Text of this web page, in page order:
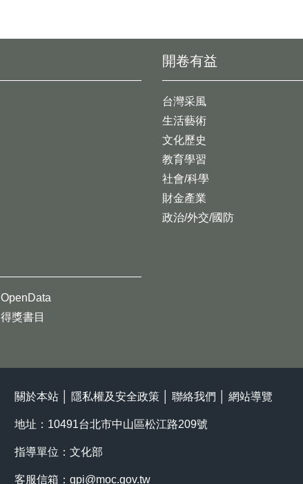
開卷有益
台灣采風
生活藝術
文化歷史
教育學習
社會/科學
財金產業
政治/外交/國防
OpenData
得獎書目
關於本站 隱私權及安全政策 聯絡我們 網站導覽
地址：10491台北市中山區松江路209號
指導單位：文化部
客服信箱： gpi@moc.gov.tw